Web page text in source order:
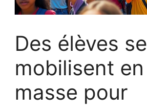
Des élèves se
mobilisent en
masse pour